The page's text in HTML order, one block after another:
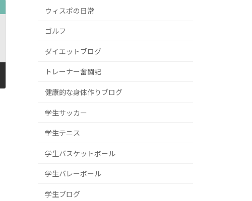
ウィスポの日常
ゴルフ
ダイエットブログ
トレーナー奮闘記
健康的な身体作りブログ
学生サッカー
学生テニス
学生バスケットボール
学生バレーボール
学生ブログ